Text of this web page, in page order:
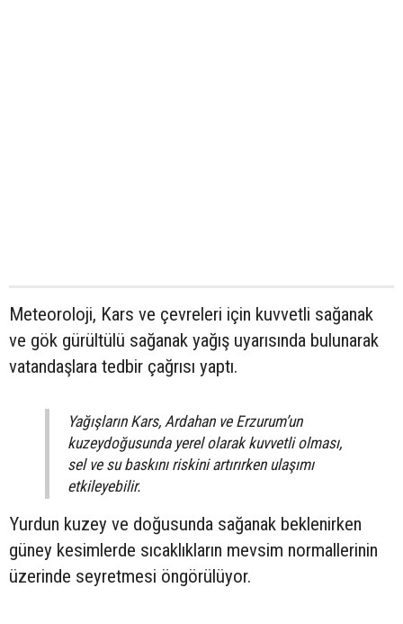
Meteoroloji, Kars ve çevreleri için kuvvetli sağanak
ve gök gürültülü sağanak yağış uyarısında bulunarak
vatandaşlara tedbir çağrısı yaptı.
Yağışların Kars, Ardahan ve Erzurum’un
kuzeydoğusunda yerel olarak kuvvetli olması,
sel ve su baskını riskini artırırken ulaşımı
etkileyebilir.
Yurdun kuzey ve doğusunda sağanak beklenirken
güney kesimlerde sıcaklıkların mevsim normallerinin
üzerinde seyretmesi öngörülüyor.